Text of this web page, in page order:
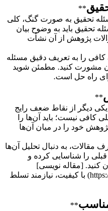
**
تحقیق به صورت گنگ، کلی
باید به وضوح بیان
پژوهش از آن نشأت
را به تعریف دقیق مسئله
مشورت کنید. مطمئن شوید
راه حل است.
**
یکی دیگر از نقاط ضعف رایج
نیست؛ باید آن‌ها را
خود را در میان آن‌ها
به دنبال تحلیل آن‌ها
را شناسایی کرده و
[مقاله نویسی]
(https://www.pooyesh.com/article-writing) با کیفیت، نیازمند تسلط
**